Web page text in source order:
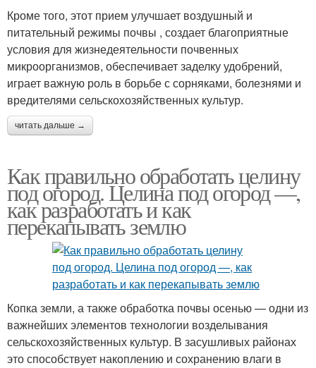
Кроме того, этот прием улучшает воздушный и
питательный режимы почвы , создает благоприятные
условия для жизнедеятельности почвенных
микроорганизмов, обеспечивает заделку удобрений,
играет важную роль в борьбе с сорняками, болезнями и
вредителями сельскохозяйственных культур.
читать дальше →
Как правильно обработать целину
под огород. Целина под огород —,
как разработать и как
перекапывать землю
Копка земли, а также обработка почвы осенью — одни из
важнейших элементов технологии возделывания
сельскохозяйственных культур. В засушливых районах
это способствует накоплению и сохранению влаги в